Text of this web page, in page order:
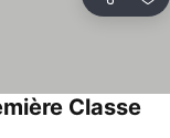
Teilen
Classe